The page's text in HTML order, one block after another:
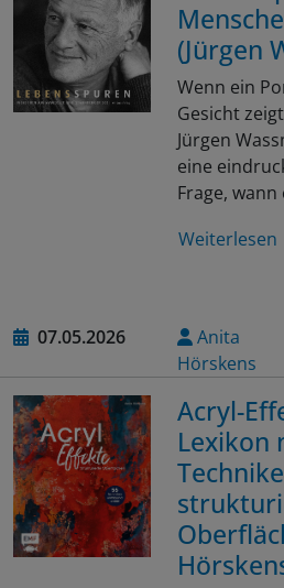
(Jürgen
Wenn ein
Gesicht
Jürgen
eine
Frage,
Weiterlesen
07.05.2026
Anita
Hörskens
Acryl-
Lexikon